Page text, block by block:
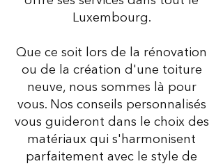
Luxembourg.
Que ce soit lors de la rénovation
ou de la création d'une toiture
neuve, nous sommes là pour
vous. Nos conseils personnalisés
vous guideront dans le choix des
matériaux qui s'harmonisent
parfaitement avec le style de